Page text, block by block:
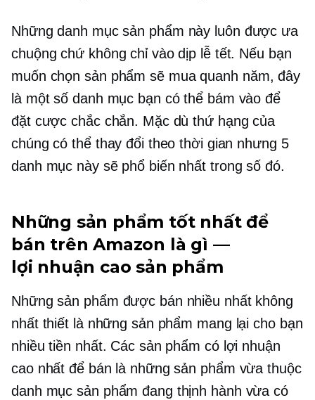
Những danh mục sản phẩm này luôn được ưa
chuộng chứ không chỉ vào dịp lễ tết. Nếu bạn
muốn chọn sản phẩm sẽ muaquanh năm, đây
là một số danh mục bạn có thể bám vào để
đặt cược chắc chắn. Mặc dù thứ hạng của
chúng có thể thay đổi theo thời gian nhưng 5
danh mục này sẽ phổ biến nhất trong số đó.
Những sản phẩm tốt nhất để
bán trên Amazon là gì —
lợi nhuận cao sản phẩm
Những sản phẩm được bán nhiều nhất không
nhất thiết là những sản phẩm mang lại cho bạn
nhiều tiền nhất. Các sản phẩm có lợi nhuận
cao nhất để bán là những sản phẩm vừa thuộc
danh mục sản phẩm đang thịnh hành vừa có